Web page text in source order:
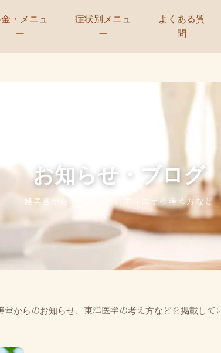
・メニュ
ー
症状別メニュ
ー
よくある質
問
お知らせ・ブログ
健美堂からのお知らせ、東洋医学の考え方など
堂からのお知らせ、東洋医学の考え方などを掲載して